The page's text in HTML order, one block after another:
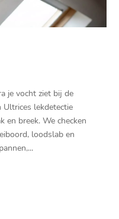
je vocht ziet bij de
lekdetectie
en breek.​ We checken
loodslab en